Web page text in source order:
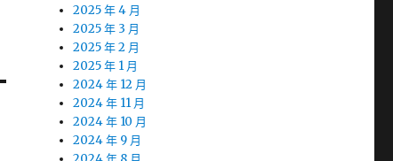
2025 年 4 月
2025 年 3 月
2025 年 2 月
2025 年 1 月
2024 年 12 月
2024 年 11 月
2024 年 10 月
2024 年 9 月